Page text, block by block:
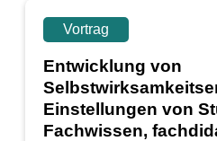
Vortrag
Entwicklung von
Einstellungen von
Fachwissen,